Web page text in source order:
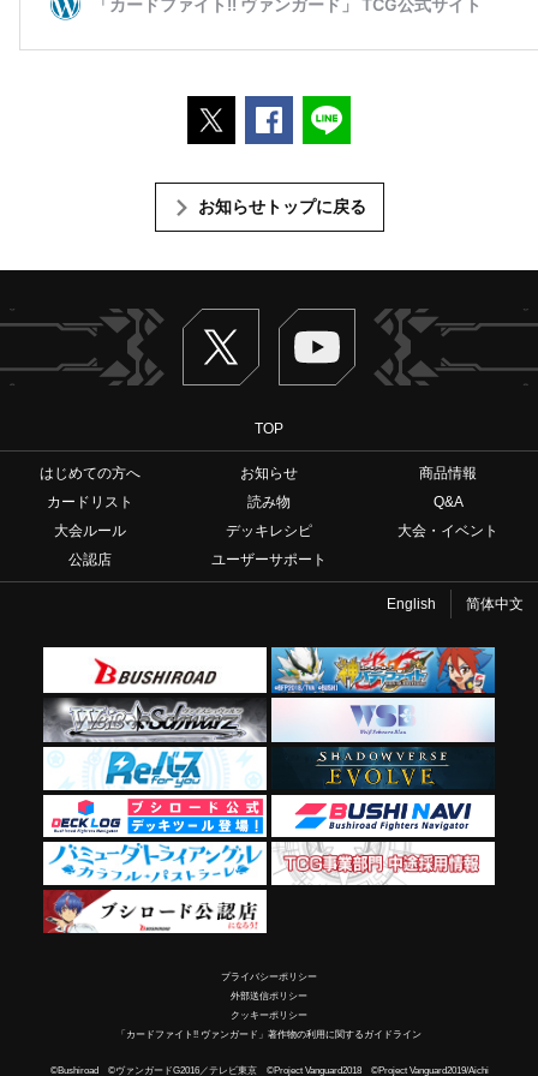
ポストするFacebookでシェアする
お知らせトップに戻る
Twitter ヴァンガードch
TOP
はじめての方へ お知らせ
商品情報
カードリスト
読み物
Q&A
大会ルール
デッキレシピ
大会・イベント
公認店
ユーザーサポート
English 简体中文
プライバシーポリシー
外部送信ポリシー
クッキーポリシー
「カードファイト!! ヴァンガード」著作物の利用に関するガイドライン
©Bushiroad ©ヴァンガードG2016／テレビ東京 ©Project Vanguard2018 ©Project Vanguard2019/Aichi